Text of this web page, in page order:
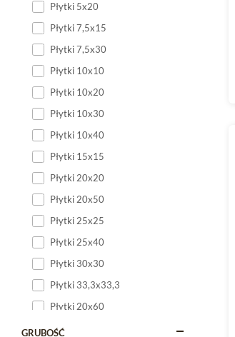
Płytki 5x20
Płytki 7,5x15
Płytki 7,5x30
Płytki 10x10
Płytki 10x20
Płytki 10x30
Płytki 10x40
Płytki 15x15
Płytki 20x20
Płytki 20x50
Płytki 25x25
Płytki 25x40
Płytki 30x30
Płytki 33,3x33,3
Płytki 20x60
Płytki 20x120
GRUBOŚĆ